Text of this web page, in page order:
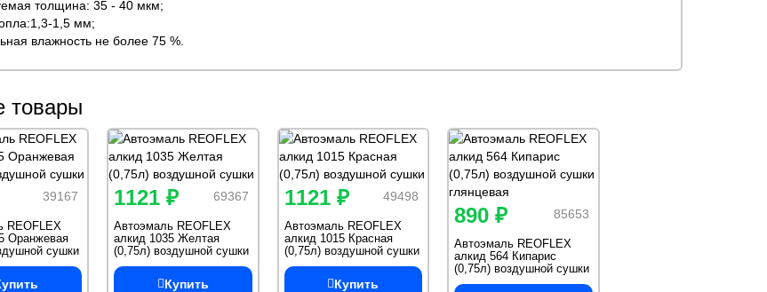
толщина: 35 - 40 мкм;
1,5 мм;
влажность не более 75 %.
товары
39167
REOFLEX
Оранжевая
сушки
69367
1121 ₽
Автоэмаль REOFLEX
алкид 1035 Желтая
(0,75л) воздушной сушки
Купить
49498
1121 ₽
Автоэмаль REOFLEX
алкид 1015 Красная
(0,75л) воздушной сушки
Купить
85653
890 ₽
Автоэмаль REOFLEX
алкид 564 Кипарис
(0,75л) воздушной сушки
глянцевая